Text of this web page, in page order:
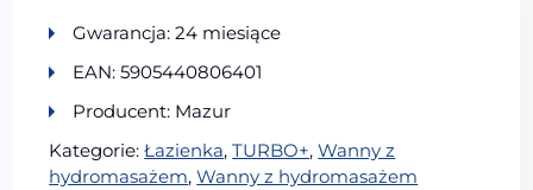
Gwarancja: 24 miesiące
EAN: 5905440806401
Producent: Mazur
Kategorie:Łazienka,TURBO+,Wanny z
hydromasażem,Wanny z hydromasażem